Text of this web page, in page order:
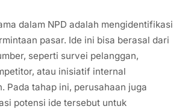
dalam NPD adalah mengidentifikasi
pasar. Ide ini bisa berasal dari
seperti survei pelanggan,
atau inisiatif internal
Pada tahap ini, perusahaan juga
potensi ide tersebut untuk